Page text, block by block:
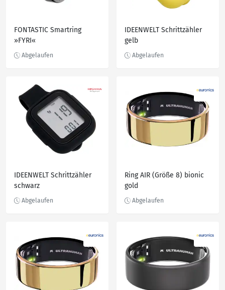
FONTASTIC Smartring
»FYRI«
IDEENWELT Schrittzähler
gelb
IDEENWELT Schrittzähler
schwarz
Ring AIR (Größe 8) bionic
gold